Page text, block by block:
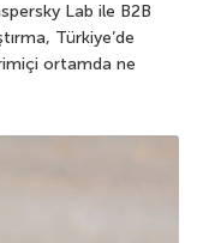
Lab ile B2B
Türkiye’de
ortamda ne